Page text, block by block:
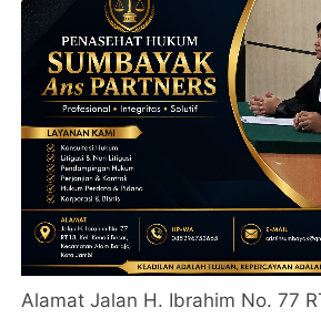
Alamat Jalan H. Ibrahim No. 77